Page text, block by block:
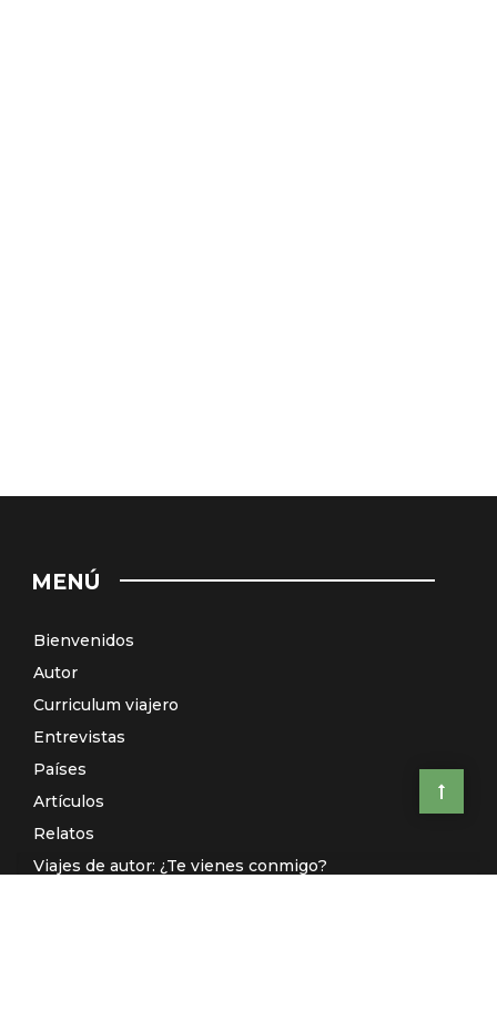
MENÚ
Bienvenidos
Autor
Curriculum viajero
Entrevistas
Países
Artículos
Relatos
Viajes de autor: ¿Te vienes conmigo?